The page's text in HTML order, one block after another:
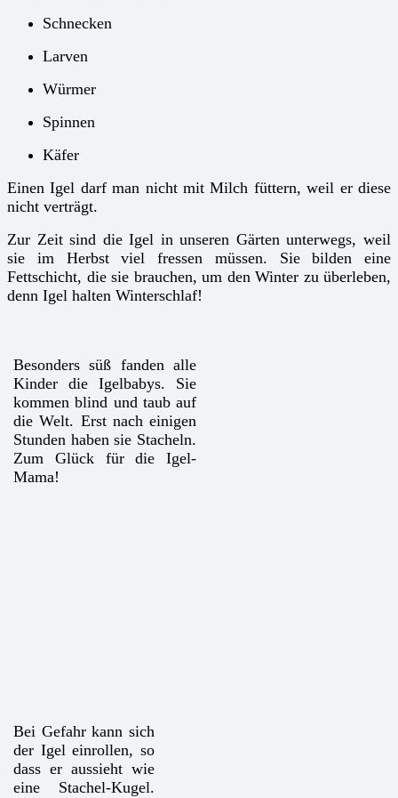
Schnecken
Larven
Würmer
Spinnen
Käfer
Einen Igel darf man nicht mit Milch füttern, weil er diese
nicht verträgt.
Zur Zeit sind die Igel in unseren Gärten unterwegs, weil
sie im Herbst viel fressen müssen. Sie bilden eine
Fettschicht, die sie brauchen, um den Winter zu überleben,
denn Igel halten Winterschlaf!
Besonders süß fanden alle
Kinder die Igelbabys. Sie
kommen blind und taub auf
die Welt. Erst nach einigen
Stunden haben sie Stacheln.
Zum Glück für die Igel-
Mama!
Bei Gefahr kann sich
der Igel einrollen, so
dass er aussieht wie
eine Stachel-Kugel.